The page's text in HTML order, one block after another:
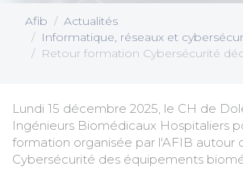
Afib
Actualités
Informatique, réseaux et
Retour formation Cybersécurité
Lundi 15 décembre 2025, le CH de
Ingénieurs Biomédicaux Hospitaliers
formation organisée par l'AFIB autour
Cybersécurité des équipements